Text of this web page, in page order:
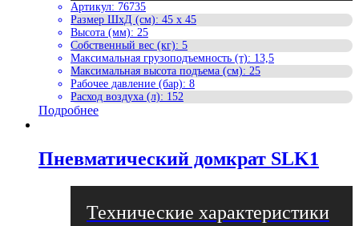
Артикул: 76735
Размер ШхД (см): 45 x 45
Высота (мм): 25
Собственный вес (кг): 5
Максимальная грузоподъемность (т): 13,5
Максимальная высота подъема (см): 25
Рабочее давление (бар): 8
Расход воздуха (л): 152
Подробнее
Пневматический домкрат SLK1